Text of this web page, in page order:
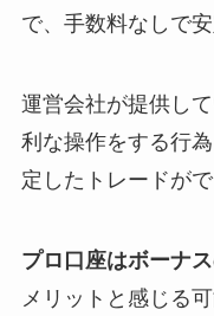
で、手数料なしで
運営会社が提供し
利な操作をする行
定したトレードが
プロ口座はボーナ
メリットと感じる